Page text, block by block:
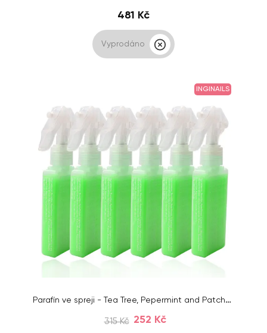
481 Kč
Vyprodáno
INGINAILS
Parafín ve spreji - Tea Tree, Pepermint and Patchouli, 6x80g
315 Kč 252 Kč